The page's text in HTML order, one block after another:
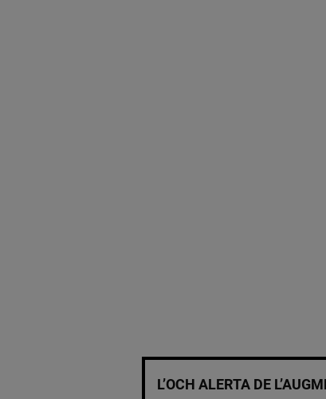
L’OCH ALERTA DE